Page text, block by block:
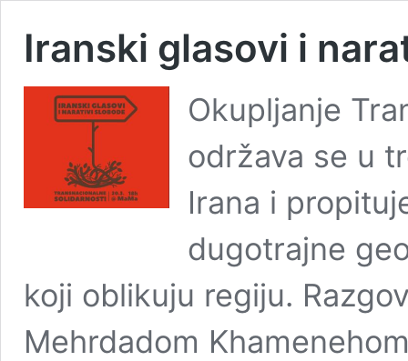
Iranski glasovi i
Okupljanje
održava se u
Irana i
dugotrajne
koji oblikuju regiju.
Mehrdadom